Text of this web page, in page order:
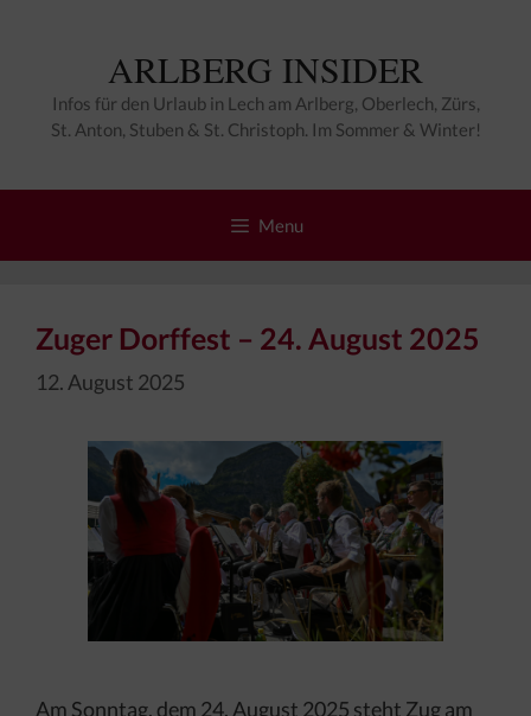
ARLBERG INSIDER
Infos für den Urlaub in Lech am Arlberg, Oberlech, Zürs,
St. Anton, Stuben & St. Christoph. Im Sommer & Winter!
Menu
Zuger Dorffest – 24. August 2025
12. August 2025
Am Sonntag, dem 24. August 2025 steht Zug am